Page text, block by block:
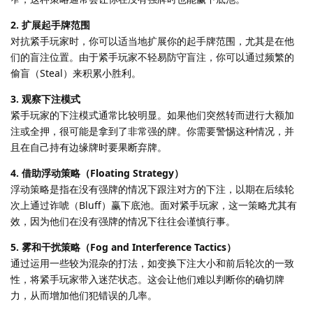
2. 扩展起手牌范围
对抗紧手玩家时，你可以适当地扩展你的起手牌范围，尤其是在他
们的盲注位置。由于紧手玩家不轻易防守盲注，你可以通过频繁的
偷盲（Steal）来积累小胜利。
3. 观察下注模式
紧手玩家的下注模式通常比较明显。如果他们突然转而进行大额加
注或全押，很可能是拿到了非常强的牌。你需要警惕这种情况，并
且在自己持有边缘牌时要果断弃牌。
4. 借助浮动策略（Floating Strategy）
浮动策略是指在没有强牌的情况下跟注对方的下注，以期在后续轮
次上通过诈唬（Bluff）赢下底池。面对紧手玩家，这一策略尤其有
效，因为他们在没有强牌的情况下往往会谨慎行事。
5. 雾和干扰策略（Fog and Interference Tactics）
通过运用一些较为混杂的打法，如变换下注大小和前后轮次的一致
性，将紧手玩家带入迷茫状态。这会让他们难以判断你的确切牌
力，从而增加他们犯错误的几率。